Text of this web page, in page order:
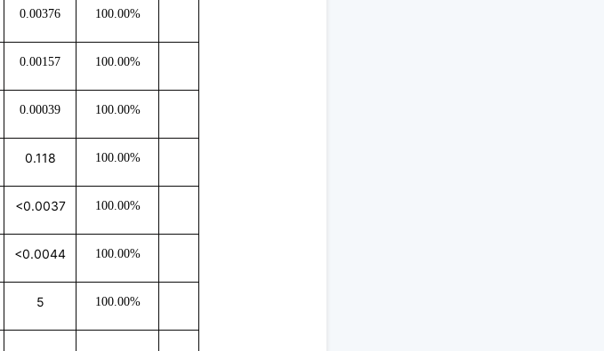
0.00376 100.00%
0.00157 100.00%
0.00039 100.00%
0.118 100.00%
<0.0037 100.00%
<0.0044 100.00%
5 100.00%